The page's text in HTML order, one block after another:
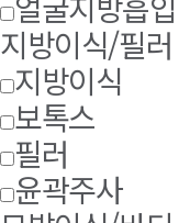
지방이식/필러
지방이식
보톡스
필러
윤곽주사